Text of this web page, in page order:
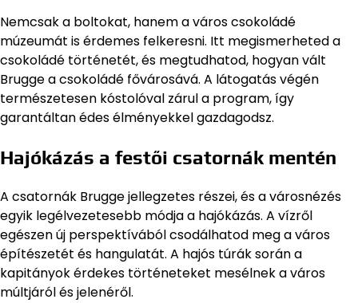
Nemcsak a boltokat, hanem a város csokoládé
múzeumát is érdemes felkeresni. Itt megismerheted a
csokoládé történetét, és megtudhatod, hogyan vált
Brugge a csokoládé fővárosává. A látogatás végén
természetesen kóstolóval zárul a program, így
garantáltan édes élményekkel gazdagodsz.
Hajókázás a festői csatornák mentén
A csatornák Brugge jellegzetes részei, és a városnézés
egyik legélvezetesebb módja a hajókázás. A vízről
egészen új perspektívából csodálhatod meg a város
építészetét és hangulatát. A hajós túrák során a
kapitányok érdekes történeteket mesélnek a város
múltjáról és jelenéről.